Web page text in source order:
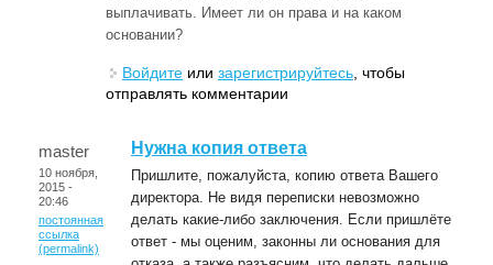
выплачивать. Имеет ли он права и на каком
основании?
Войдите или зарегистрируйтесь , чтобы
отправлять комментарии
master
10 ноября,
2015 -
20:46
постоянная
ссылка
(permalink)
Нужна копия ответа
Пришлите, пожалуйста, копию ответа Вашего
директора. Не видя переписки невозможно
делать какие-либо заключения. Если пришлёте
ответ - мы оценим, законны ли основания для